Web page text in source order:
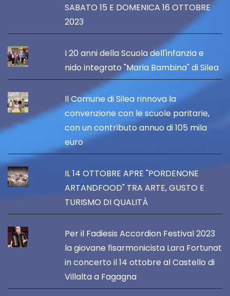
SABATO 15 E DOMENICA 16 OTTOBRE
2023
I 20 anni della Scuola dell'infanzia e
nido integrato "Maria Bambina" di Silea
Il Comune di Silea rinnova la
convenzione con le scuole paritarie,
con un contributo annuo di 105 mila
euro
IL 14 OTTOBRE APRE "PORDENONE
ARTANDFOOD" TRA ARTE, GUSTO E
TURISMO DI QUALITÀ
Per il Fadiesis Accordion Festival 2023
la giovane fisarmonicista Lara Fortunat
in concerto il 14 ottobre al Castello di
Villalta a Fagagna